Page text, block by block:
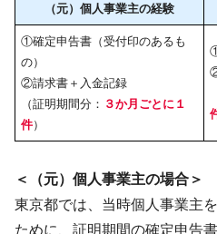
（元）個人事業主の経験
①確定申告書（受付印のあるも
の）
②請求書＋入金記録
（証明期間分： ３か月ごとに１
件）
＜（元）個人事業主の場合＞
東京都では、当時個人事業主
ために、証明期間の確定申告